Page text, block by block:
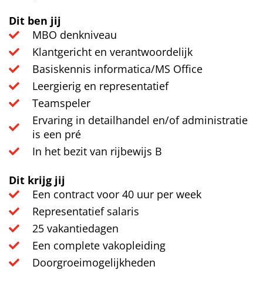
Dit ben jij
MBO denkniveau
Klantgericht en verantwoordelijk
Basiskennis informatica/MS Office
Leergierig en representatief
Teamspeler
Ervaring in detailhandel en/of administratie
is een pré
In het bezit van rijbewijs B
Dit krijg jij
Een contract voor 40 uur per week
Representatief salaris
25 vakantiedagen
Een complete vakopleiding
Doorgroeimogelijkheden